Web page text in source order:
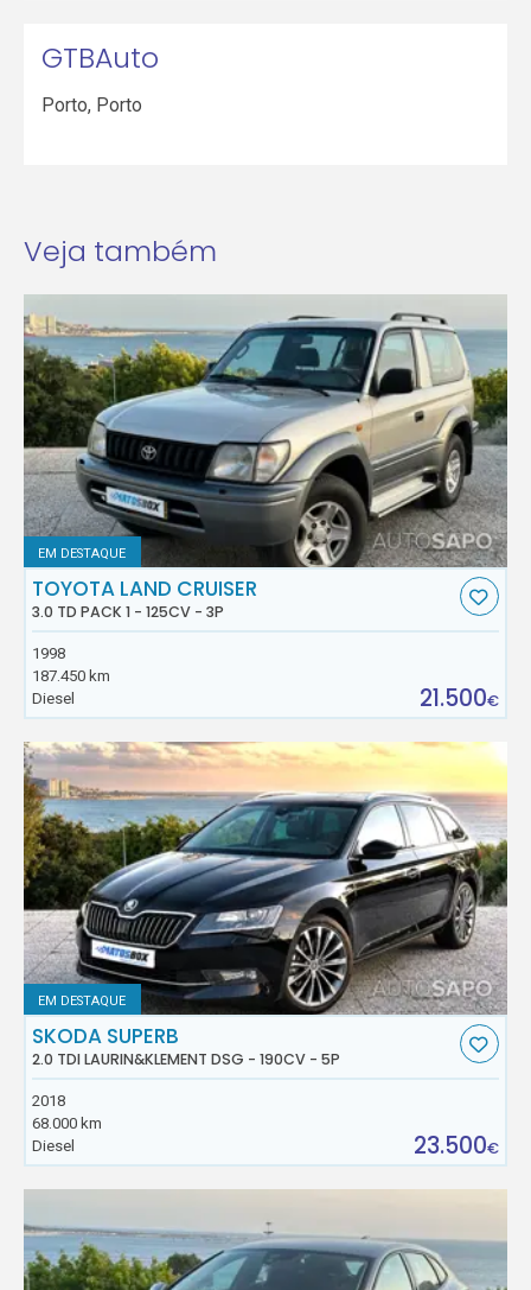
GTBAuto
Porto, Porto
Veja também
EM DESTAQUE
TOYOTA LAND CRUISER
3.0 TD PACK 1 - 125CV - 3P
1998
187.450 km
Diesel
21.500€
EM DESTAQUE
SKODA SUPERB
2.0 TDI LAURIN&KLEMENT DSG - 190CV - 5P
2018
68.000 km
Diesel
23.500€